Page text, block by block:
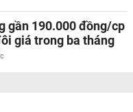
gần 190.000 đồng/cp
giá trong ba tháng